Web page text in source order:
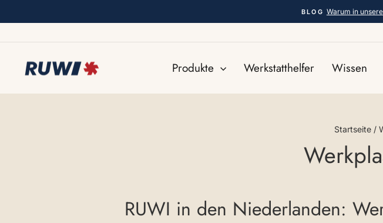
zum
BLOG Warum in
Produkte Werkstatthelfer Wissen
Startseite /
RUWI in den Niederlanden: